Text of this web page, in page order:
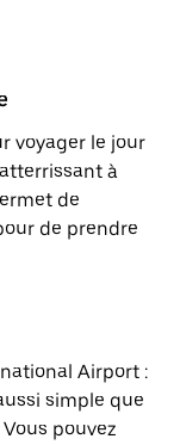
voyager le jour
à
de
de prendre
Airport :
simple que
pouvez